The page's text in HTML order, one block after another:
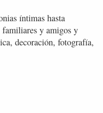
íntimas hasta
familiares y amigos y
decoración, fotografía,